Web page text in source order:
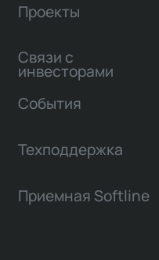
Проекты
Связи с
инвесторами
События
Техподдержка
Приемная Softline